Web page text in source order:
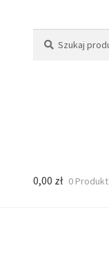
0,00 zł 0 Produkt